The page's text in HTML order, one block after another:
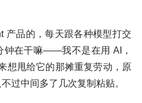
产品的，每天跟各种模型打交
钟在干嘛——我不是在用 AI，
想甩给它的那摊重复劳动，原
过中间多了几次复制粘贴。